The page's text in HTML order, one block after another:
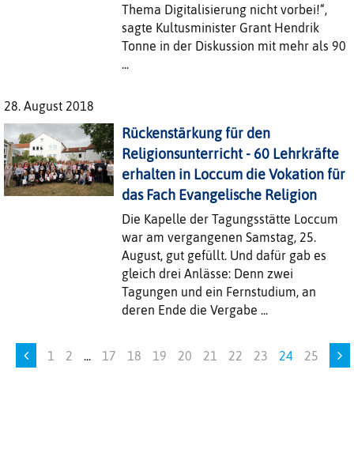
Thema Digitalisierung nicht vorbei!“,
sagte Kultusminister Grant Hendrik
Tonne in der Diskussion mit mehr als 90
...
28. August 2018
Rückenstärkung für den
Religionsunterricht - 60 Lehrkräfte
erhalten in Loccum die Vokation für
das Fach Evangelische Religion
Die Kapelle der Tagungsstätte Loccum
war am vergangenen Samstag, 25.
August, gut gefüllt. Und dafür gab es
gleich drei Anlässe: Denn zwei
Tagungen und ein Fernstudium, an
deren Ende die Vergabe ...
1 2 ... 17 18 19 20 21 22 23 24 25